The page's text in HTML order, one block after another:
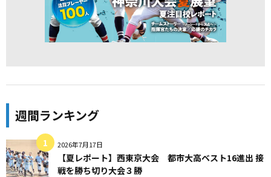
週間ランキング
2026年7月17日
【夏レポート】西東京大会 都市大高ベスト16進出 接
戦を勝ち切り大会３勝